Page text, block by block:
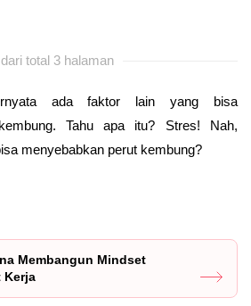
total 3 halaman
ada faktor lain yang bisa
Tahu apa itu? Stres! Nah,
menyebabkan perut kembung?
Membangun Mindset
Kerja